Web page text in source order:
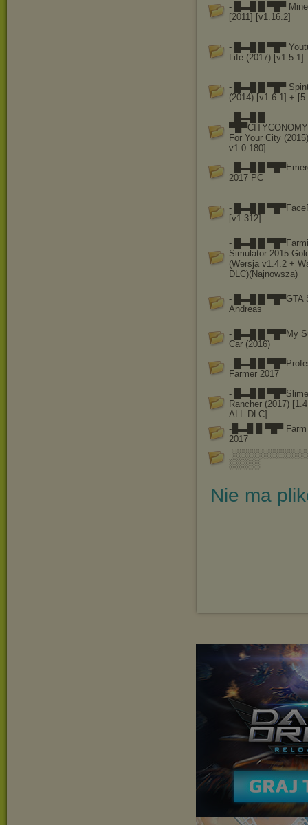
- █▬█ █ ▀█▀
[2011] [v1.16.2]
- █▬█ █ ▀█▀
Life (2017) [v1.5.1]
- █▬█ █ ▀█▀
(2014) [v1.6.1] + [5
- █▬█ █
For Your City
v1.0.180]
- █▬█ █
2017 PC
- █▬█ █
[v1.312]
- █▬█ █
Simulator 2015
(Wersja v1.4.2 +
DLC)(Najnowsza)
- █▬█ █ ▀█▀GTA
Andreas
- █▬█ █ ▀█▀My
Car (2016)
- █▬█ █
Farmer 2017
- █▬█ █ ▀█▀Slime
Rancher (2017)
ALL DLC]
-█▬█ █ ▀█▀ Farm
2017
-
░░░░░
Nie ma